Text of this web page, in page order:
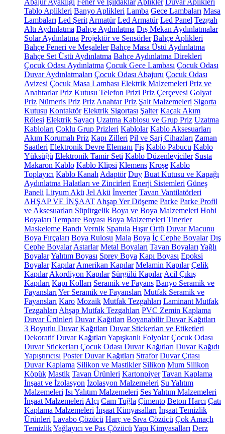
Abajur Ayaklığı Fener ve Işıldaklar Aplikler Duvar Aplikleri
Tablo Aplikleri Banyo Aplikleri Lamba Gece Lambaları Masa
Lambaları Led Şerit Armatür Led Armatür Led Panel Tezgah
Altı Aydınlatma Bahçe Aydınlatma Dış Mekan Aydınlatmalar
Solar Aydınlatma Projektör ve Sensörler Bahçe Aplikleri
Bahçe Feneri ve Meşaleler Bahçe Masa Üstü Aydınlatma
Bahçe Set Üstü Aydınlatma Bahçe Aydınlatma Direkleri
Çocuk Odası Aydınlatma Çocuk Gece Lambası Çocuk Odası
Duvar Aydınlatmaları Çocuk Odası Abajuru Çocuk Odası
Avizesi Çocuk Masa Lambası Elektrik Malzemeleri Priz ve
Anahtarlar Priz Kutusu Telefon Prizi Priz Çerçevesi Golyat
Priz Nümeris Priz Priz Anahtar Priz Şalt Malzemeleri Sigorta
Kutusu Kontaktör Elektrik Sigortası Şalter Kaçak Akım
Rölesi Elektrik Sayacı Uzatma Kablosu ve Grup Priz Uzatma
Kabloları Çoklu Grup Prizleri Kablolar Kablo Aksesuarları
Akım Korumalı Priz Kapı Zilleri Pil ve Şarj Cihazları Zaman
Saatleri Elektronik Devre Elemanı Fiş Kablo Pabucu Kablo
Yüksüğü Elektronik Tamir Seti Kablo Düzenleyiciler Susta
Makaron Kablo Kablo Klipsi Klemens Kroşe Kablo
Toplayıcı Kablo Kanalı Adaptör Duy Buat Kutusu ve Kapağı
Aydınlatma Halatları ve Zincirleri Enerji Sistemleri Güneş
Paneli Lityum Akü Jel Akü İnverter Tavan Vantilatörleri
AHŞAP VE İNŞAAT Ahşap Yer Döşeme Parke Parke Profil
ve Aksesuarları Süpürgelik Boya ve Boya Malzemeleri Hobi
Boyaları Tempare Boyası Boya Malzemeleri Tinerler
Maskeleme Bandı Vernik Spatula Hışır Örtü Duvar Macunu
Boya Fırçaları Boya Rulosu Mala Boya İç Cephe Boyalar Dış
Cephe Boyalar Astarlar Metal Boyaları Tavan Boyaları Yağlı
BoyalarYalıtım Boyası Sprey Boya Kapı Boyası Epoksi
Boyalar Kapılar Amerikan Kapılar Melamin Kapılar Çelik
Kapılar Akordiyon Kapılar Sürgülü Kapılar Acil Çıkış
Kapıları Kapı Kolları Seramik ve Fayans Banyo Seramik ve
Fayansları Yer Seramik ve Fayansları Mutfak Seramik ve
Fayansları Karo Mozaik Mutfak Tezgahları Laminant Mutfak
Tezgahları Ahşap Mutfak Tezgahları PVC Zemin Kaplama
Duvar Ürünleri Duvar Kağıtları Boyanabilir Duvar Kağıtları
3 Boyutlu Duvar Kağıtları Duvar Stickerları ve Etiketleri
Dekoratif Duvar Kağıtları Yapışkanlı Folyolar Çocuk Odası
Duvar Stickerları Çocuk Odası Duvar Kağıtları Duvar Kağıdı
Yapıştırıcısı Poster Duvar Kağıtları Strafor Duvar Çıtası
Duvar Kaplama Silikon ve Mastikler Silikon Mum Silikon
Köpük Mastik Tavan Ürünleri Kartonpiyer Tavan Kaplama
İnşaat ve İzolasyon İzolasyon Malzemeleri Su Yalıtım
Malzemeleri Isı Yalıtım Malzemeleri Ses Yalıtım Malzemeleri
İnşaat Malzemeleri Alçı Cam Tuğla Çimento Beton Harcı Çatı
Kaplama Malzemeleri İnşaat Kimyasalları İnşaat Temizlik
Ürünleri Lavabo Çözücü Harç ve Sıva Çözücü Çok Amaçlı
TemizlikYağlayıcı ve Pas Çözücü Yapı Kimyasalları Derz